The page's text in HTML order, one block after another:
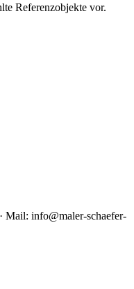
Referenzobjekte vor.
Mail: info@maler-schaefer-